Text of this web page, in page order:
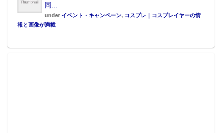
る。
さらに、生徒の卒業後の進路として、専門学校等への
の就職サポートも行い、eスポーツを将来のキャリアと
同...
under イベント・キャンペーン, コスプレ｜コスプレイヤーの情
報と画像が満載